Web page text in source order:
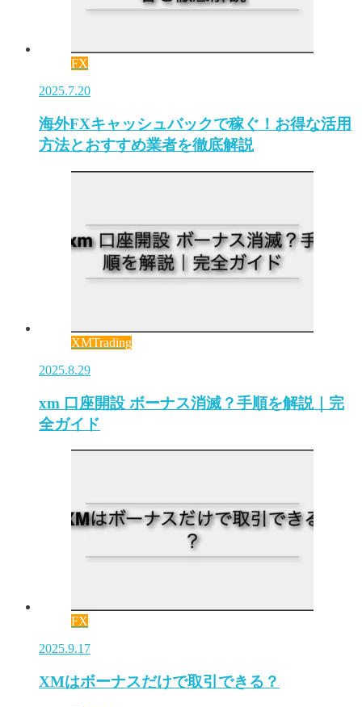
FX
2025.7.20
海外FXキャッシュバックで稼ぐ！お得な活用
方法とおすすめ業者を徹底解説
XMTrading
2025.8.29
xm 口座開設 ボーナス消滅？手順を解説｜完
全ガイド
FX
2025.9.17
XMはボーナスだけで取引できる？